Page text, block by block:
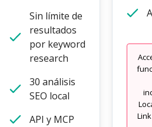
Sin límite de
resultados
por keyword
research
30 análisis
SEO local
API y MCP